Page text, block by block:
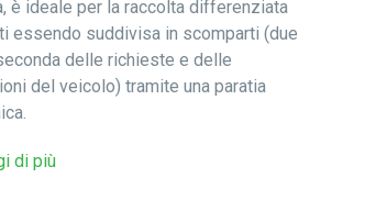
è ideale per la raccolta differenziata
essendo suddivisa in scomparti (due
delle richieste e delle
del veicolo) tramite una paratia
di più